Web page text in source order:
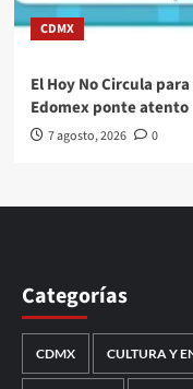
CDMX
El Hoy No Circula
Edomex ponte atento
7 agosto, 2026 0
Categorías
CDMX CULTURA Y